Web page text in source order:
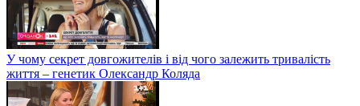
У чому секрет довгожителів і від чого залежить тривалість
життя – генетик Олександр Коляда